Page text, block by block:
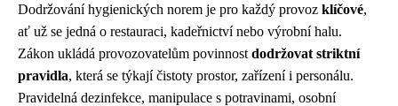
Dodržování hygienických norem je pro každý provoz klíčové,
ať už se jedná o restauraci, kadeřnictví nebo výrobní halu.
Zákon ukládá provozovatelům povinnost dodržovat striktní
pravidla, která se týkají čistoty prostor, zařízení i personálu.
Pravidelná dezinfekce, manipulace s potravinami, osobní